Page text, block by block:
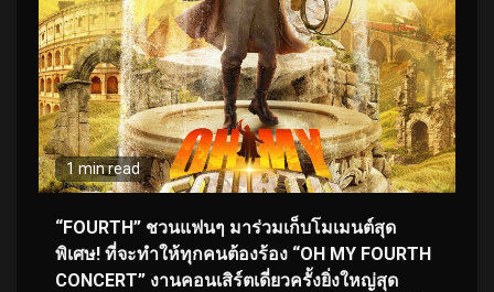
1 min read
“FOURTH” ชวนแฟนๆ มาร่วมเก็บโมเมนต์สุด
พิเศษ! ที่จะทำให้ทุกคนต้องร้อง “OH MY FOURTH
CONCERT” งานคอนเสิร์ตเดี่ยวครั้งยิ่งใหญ่สุด